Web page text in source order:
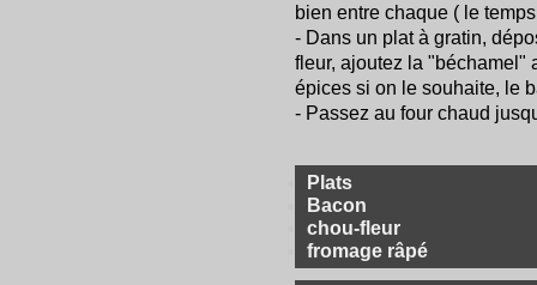
bien entre chaque ( le
- Dans un plat à gratin,
fleur, ajoutez la "béchamel"
épices si on le souhaite, le
- Passez au four chaud
Plats
Bacon
chou-fleur
fromage râpé